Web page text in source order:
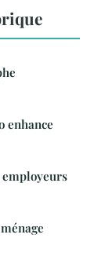
enhance